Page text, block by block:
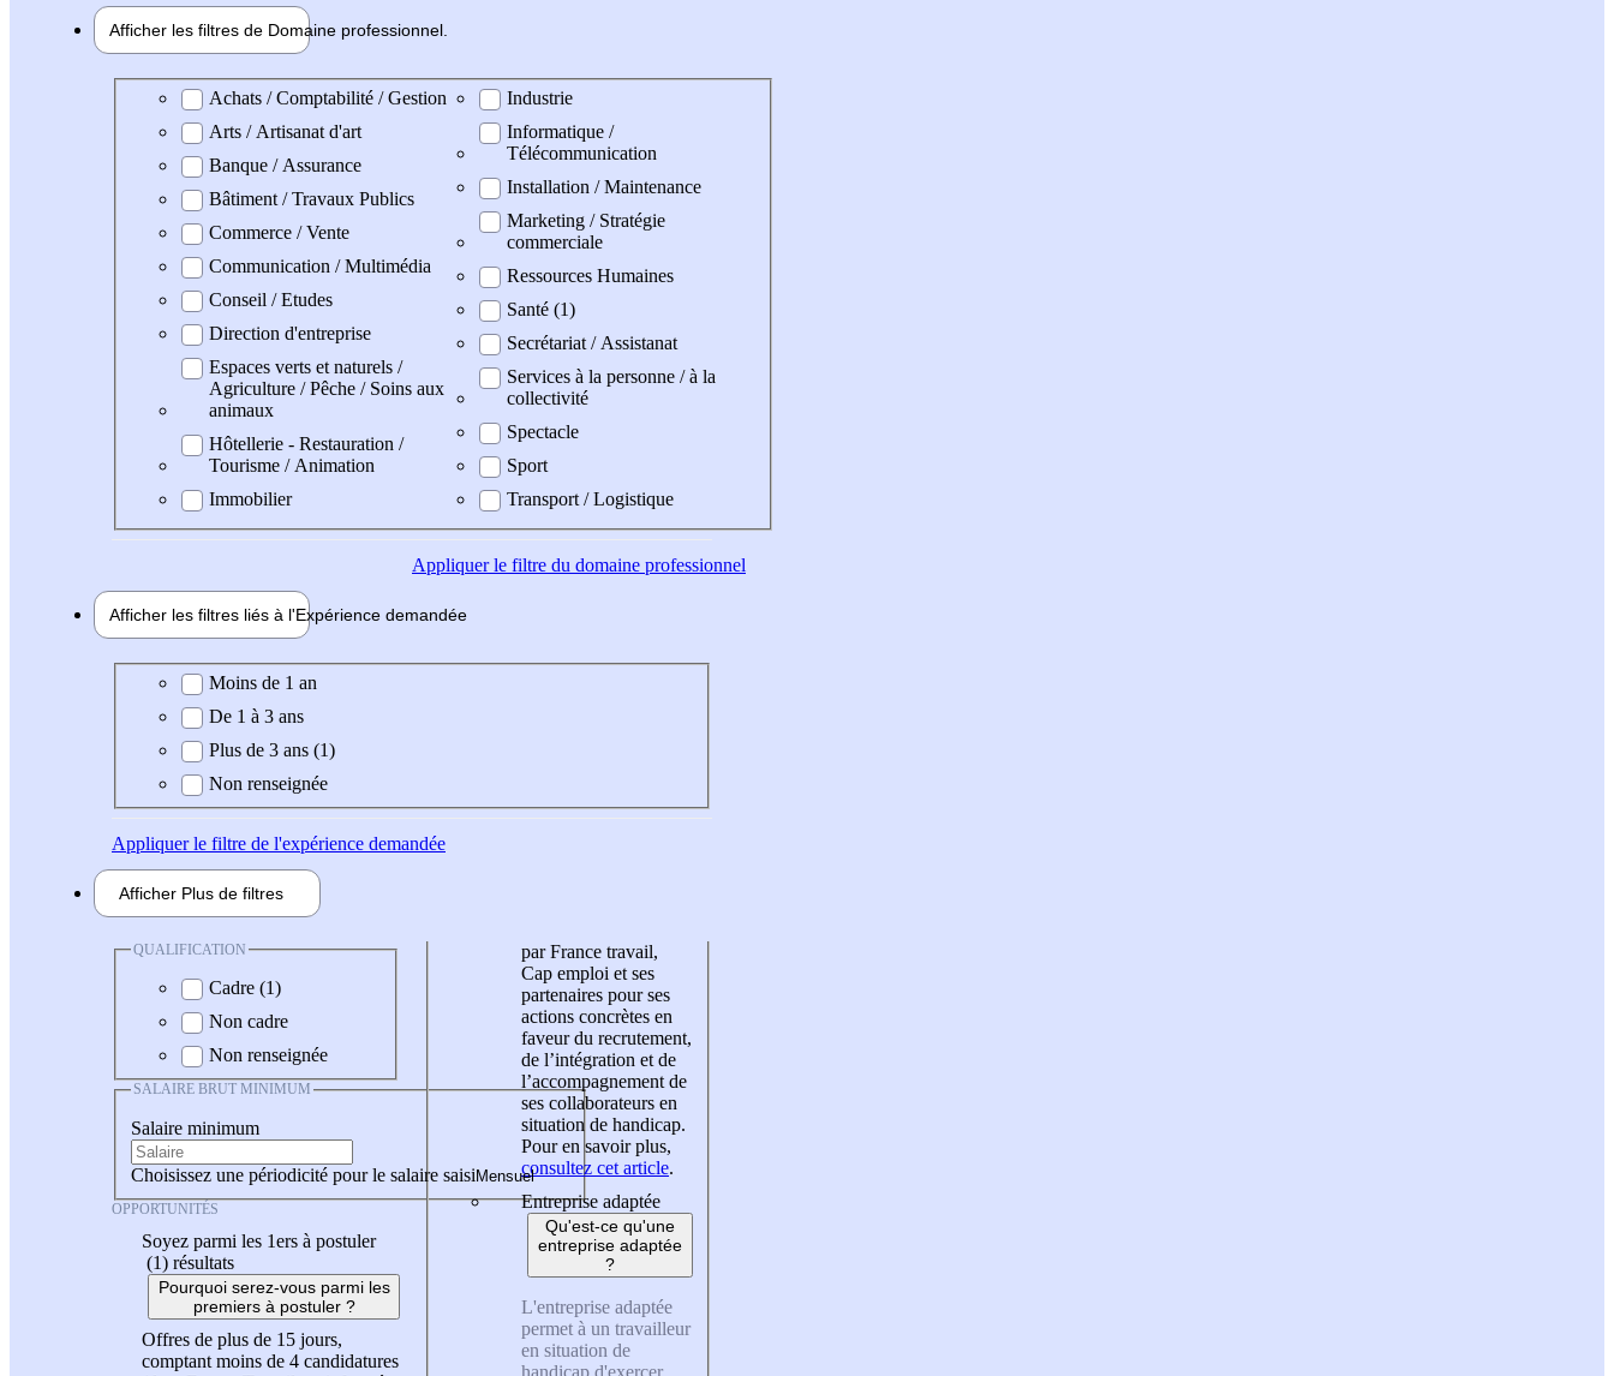
Afficher les filtres de Domaine professionnel
Domaine professionel
Achats / Comptabilité / Gestion
Arts / Artisanat d'art
Banque / Assurance
Bâtiment / Travaux Publics
Commerce / Vente
Communication / Multimédia
Conseil / Etudes
Direction d'entreprise
Espaces verts et naturels /
Agriculture / Pêche / Soins aux
animaux
Hôtellerie - Restauration /
Tourisme / Animation
Immobilier
Industrie
Informatique /
Télécommunication
Installation / Maintenance
Marketing / Stratégie
commerciale
Ressources Humaines
Santé (1)
Secrétariat / Assistanat
Services à la personne / à la
collectivité
Spectacle
Sport
Transport / Logistique
Appliquerle filtre du domaine professionnel
Afficher les filtres liés à l'Expérience demandée
Expérience demandée
Moins de 1 an
De 1 à 3 ans
Plus de 3 ans (1)
Non renseignée
Appliquerle filtre de l'expérience demandée
Afficher Plus de filtres
QUALIFICATION
Cadre (1)
Non cadre
Non renseignée
SALAIRE BRUT MINIMUM
Salaire minimum
Choisissez une périodicité pour le salaire saisi
OPPORTUNITÉS
Soyez parmi les 1ers à postuler
(1) résultats
Pourquoi serez-vous parmi les
premiers à postuler ?
Offres de plus de 15 jours,
comptant moins de 4 candidatures
par France travail,
Cap emploi et ses
partenaires pour ses
actions concrètes en
faveur du recrutement,
de l’intégration et de
l’accompagnement de
ses collaborateurs en
situation de handicap.
Pour en savoir plus,
consultez cet article.
Entreprise adaptée
Qu'est-ce qu'une
entreprise adaptée
?
L'entreprise adaptée
permet à un travailleur
en situation de
handicap d'exercer